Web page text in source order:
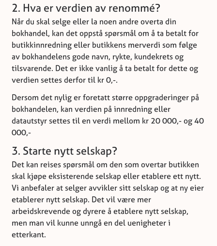
2. Hva er verdien av renommé?
Når du skal selge eller la noen andre overta din
bokhandel, kan det oppstå spørsmål om å ta betalt for
butikkinnredning eller butikkens merverdi som følge
av bokhandelens gode navn, rykte, kundekrets og
tilsvarende. Det er ikke vanlig å ta betalt for dette og
verdien settes derfor til kr 0,-.
Dersom det nylig er foretatt større oppgraderinger på
bokhandelen, kan verdien på innredning eller
datautstyr settes til en verdi mellom kr 20 000,- og 40
000,-
3. Starte nytt selskap?
Det kan reises spørsmål om den som overtar butikken
skal kjøpe eksisterende selskap eller etablere ett nytt.
Vi anbefaler at selger avvikler sitt selskap og at ny eier
etablerer nytt selskap. Det vil være mer
arbeidskrevende og dyrere å etablere nytt selskap,
men man vil kunne unngå en del uenigheter i
etterkant.